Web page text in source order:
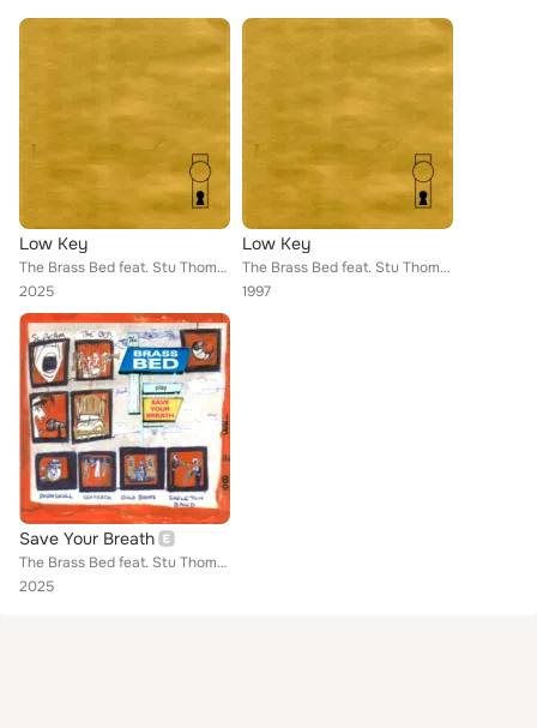
Low Key
The Brass Bed feat. Stu Thomas
2025
Low Key
The Brass Bed feat. Stu Thomas
1997
Save Your Breath
The Brass Bed feat. Stu Thomas
2025